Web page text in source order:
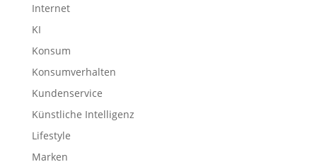
Internet
KI
Konsum
Konsumverhalten
Kundenservice
Künstliche Intelligenz
Lifestyle
Marken